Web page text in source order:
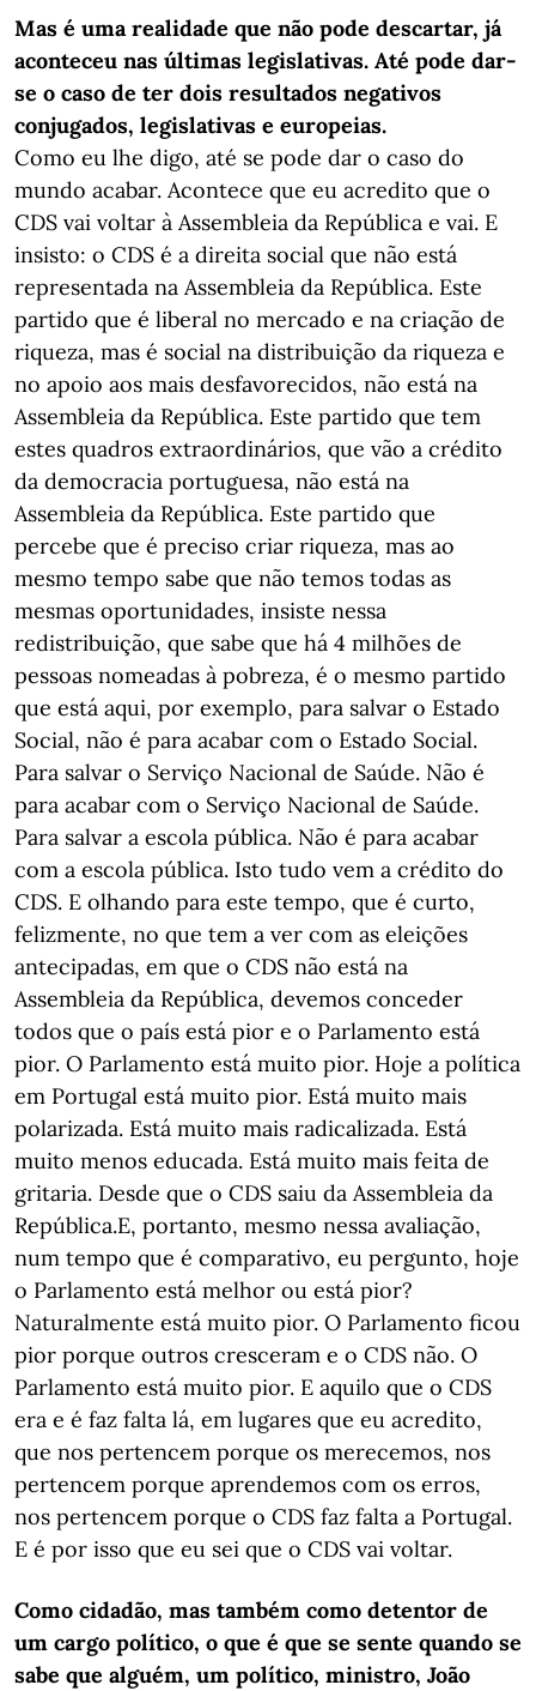
Mas é uma realidade que não pode descartar, já
aconteceu nas últimas legislativas. Até pode dar-
se o caso de ter dois resultados negativos
conjugados, legislativas e europeias.
Como eu lhe digo, até se pode dar o caso do
mundo acabar. Acontece que eu acredito que o
CDS vai voltar à Assembleia da República e vai. E
insisto: o CDS é a direita social que não está
representada na Assembleia da República. Este
partido que é liberal no mercado e na criação de
riqueza, mas é social na distribuição da riqueza e
no apoio aos mais desfavorecidos, não está na
Assembleia da República. Este partido que tem
estes quadros extraordinários, que vão a crédito
da democracia portuguesa, não está na
Assembleia da República. Este partido que
percebe que é preciso criar riqueza, mas ao
mesmo tempo sabe que não temos todas as
mesmas oportunidades, insiste nessa
redistribuição, que sabe que há 4 milhões de
pessoas nomeadas à pobreza, é o mesmo partido
que está aqui, por exemplo, para salvar o Estado
Social, não é para acabar com o Estado Social.
Para salvar o Serviço Nacional de Saúde. Não é
para acabar com o Serviço Nacional de Saúde.
Para salvar a escola pública. Não é para acabar
com a escola pública. Isto tudo vem a crédito do
CDS. E olhando para este tempo, que é curto,
felizmente, no que tem a ver com as eleições
antecipadas, em que o CDS não está na
Assembleia da República, devemos conceder
todos que o país está pior e o Parlamento está
pior. O Parlamento está muito pior. Hoje a política
em Portugal está muito pior. Está muito mais
polarizada. Está muito mais radicalizada. Está
muito menos educada. Está muito mais feita de
gritaria. Desde que o CDS saiu da Assembleia da
República.E, portanto, mesmo nessa avaliação,
num tempo que é comparativo, eu pergunto, hoje
o Parlamento está melhor ou está pior?
Naturalmente está muito pior. O Parlamento ficou
pior porque outros cresceram e o CDS não. O
Parlamento está muito pior. E aquilo que o CDS
era e é faz falta lá, em lugares que eu acredito,
que nos pertencem porque os merecemos, nos
pertencem porque aprendemos com os erros,
nos pertencem porque o CDS faz falta a Portugal.
E é por isso que eu sei que o CDS vai voltar.
Como cidadão, mas também como detentor de
um cargo político, o que é que se sente quando se
sabe que alguém, um político, ministro, João